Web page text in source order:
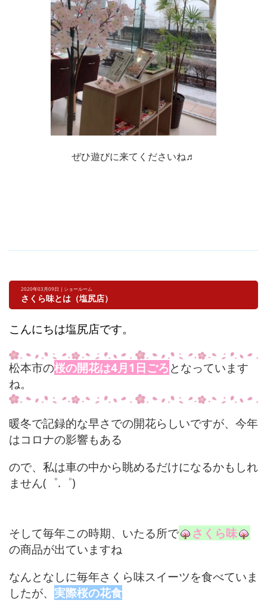
ぜひ遊びに来てくださいね♬
2020年03月09日 | ショールーム
さくら味とは（塩尻店）
こんにちは塩尻店です。
松本市の桜の開花は4月1日ごろ となっています
ね。
暖冬で記録的な早さでの開花らしいですが、今年
はコロナの影響もある
ので、私は車の中から眺めるだけになるかもしれ
ません(゜.゜)
そして毎年この時期、いたる所で
さくら味
の商品が出ていますね
なんとなしに毎年さくら味スイーツを食べていま
したが、 実際桜の花食